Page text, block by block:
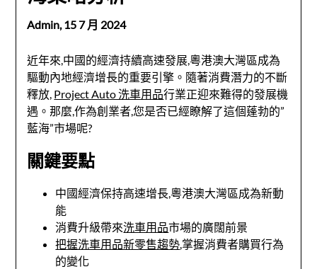
Admin,15 7 月 2024
近年來,中國的經濟持續高速發展,粵港澳大灣區成為
驅動內地經濟增長的重要引擎。隨著消費潛力的不斷
釋放, Project Auto 洗車用品行業正迎來難得的發展機
遇。那麼,作為創業者,您是否已經瞭解了這個蓬勃的”
藍海”市場呢?
關鍵要點
中國經濟保持高速增長,粵港澳大灣區成為新動
能
消費升級帶來洗車用品市場的廣闊前景
把握洗車用品新零售趨勢,掌握消費者購買行為
的變化